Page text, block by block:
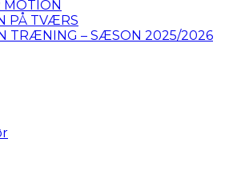
MOTION
PÅ TVÆRS
TRÆNING – SÆSON 2025/2026